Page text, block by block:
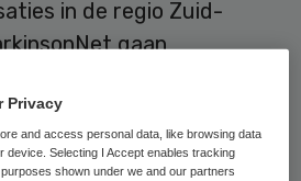
in de regio Zuid-
gaan
hebben de organisaties
getekend.
Privacy
and access personal data, like browsing data
device. Selecting I Accept enables tracking
shown under we and our partners